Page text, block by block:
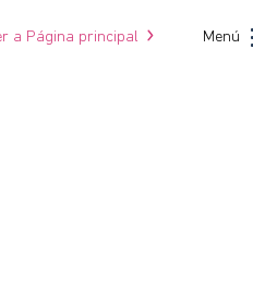
a Página principal Menú